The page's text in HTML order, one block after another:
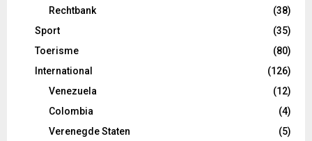
Rechtbank
(38)
Sport
(35)
Toerisme
(80)
International
(126)
Venezuela
(12)
Colombia
(4)
Verenegde Staten
(5)